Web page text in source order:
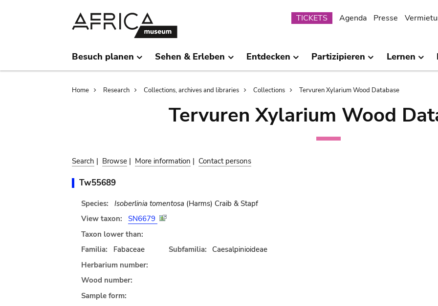
Submenu
TICKETS Agenda Presse
Besuch planen Sehen & Erleben Entdecken Partizipieren Lernen
Breadcrumb
Home Research Collections, archives and libraries Collections Tervuren Xylarium Wood Database
Tervuren Xylarium Wood
Search | Browse | More information | Contact persons
Tw55689
Species: Isoberlinia tomentosa (Harms) Craib & Stapf
View taxon:
SN6679
Taxon lower than:
Familia:
Fabaceae Subfamilia:
Caesalpinioideae
Herbarium number:
Wood number:
Sample form: